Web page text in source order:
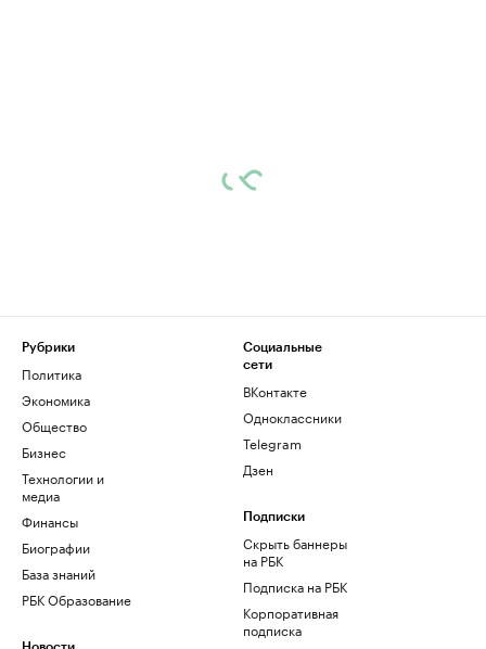
Рубрики
Политика
Экономика
Общество
Бизнес
Технологии и
медиа
Финансы
Биографии
База знаний
РБК Образование
Социальные
сети
ВКонтакте
Одноклассники
Telegram
Дзен
Подписки
Скрыть баннеры
на РБК
Подписка на РБК
Корпоративная
подписка